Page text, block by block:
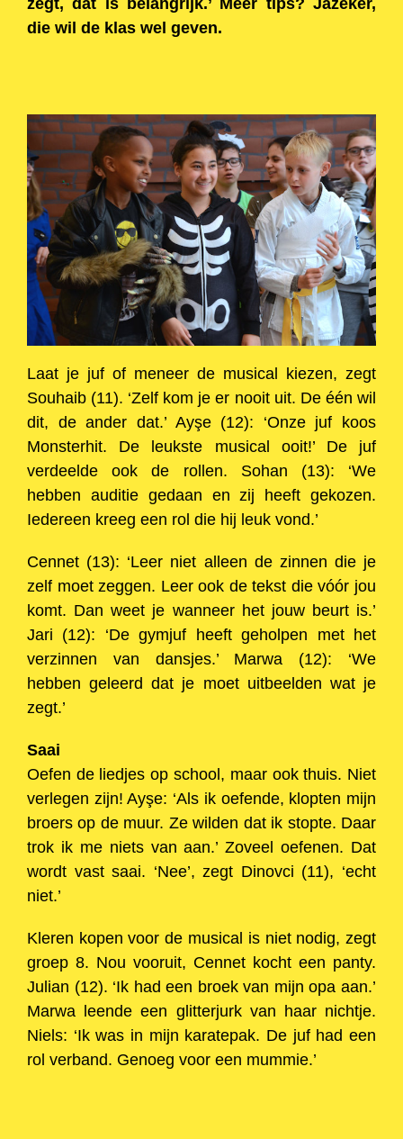
die wil de klas wel geven.
Laat je juf of meneer de musical kiezen, zegt
Souhaib (11). ‘Zelf kom je er nooit uit. De één wil
dit, de ander dat.’ Ayşe (12): ‘Onze juf koos
Monsterhit. De leukste musical ooit!’ De juf
verdeelde ook de rollen. Sohan (13): ‘We
hebben auditie gedaan en zij heeft gekozen.
Iedereen kreeg een rol die hij leuk vond.’
Cennet (13): ‘Leer niet alleen de zinnen die je
zelf moet zeggen. Leer ook de tekst die vóór jou
komt. Dan weet je wanneer het jouw beurt is.’
Jari (12): ‘De gymjuf heeft geholpen met het
verzinnen van dansjes.’ Marwa (12): ‘We
hebben geleerd dat je moet uitbeelden wat je
zegt.’
Saai
Oefen de liedjes op school, maar ook thuis. Niet
verlegen zijn! Ayşe: ‘Als ik oefende, klopten mijn
broers op de muur. Ze wilden dat ik stopte. Daar
trok ik me niets van aan.’ Zoveel oefenen. Dat
wordt vast saai. ‘Nee’, zegt Dinovci (11), ‘echt
niet.’
Kleren kopen voor de musical is niet nodig, zegt
groep 8. Nou vooruit, Cennet kocht een panty.
Julian (12). ‘Ik had een broek van mijn opa aan.’
Marwa leende een glitterjurk van haar nichtje.
Niels: ‘Ik was in mijn karatepak. De juf had een
rol verband. Genoeg voor een mummie.’